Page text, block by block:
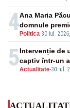
4 Politica-30 iul.
Ana Maria
domnule
5Actualitate-30 iul.
Intervenție de
captiv într-un